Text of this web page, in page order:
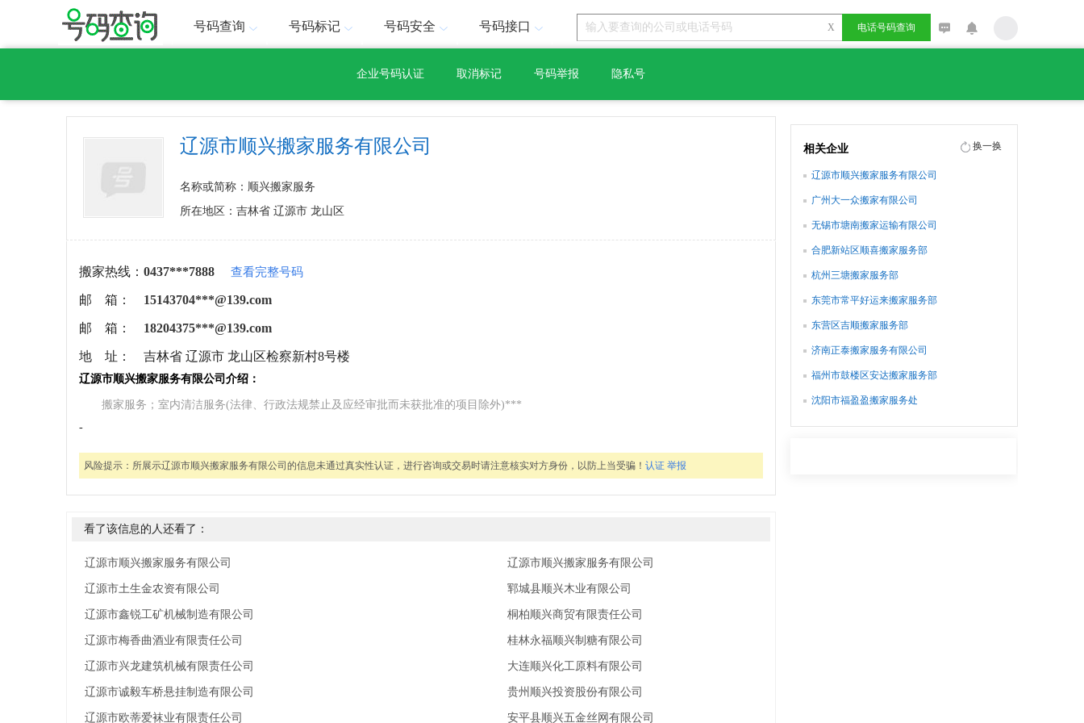
号码查询 号码标记 号码安全 号码接口 X 电话号码查询
企业号码认证 取消标记 号码举报 隐私号
辽源市顺兴搬家服务有限公司
名称或简称：顺兴搬家服务
所在地区：吉林省 辽源市 龙山区
搬家热线： 0437***7888 查看完整号码
邮 箱： 15143704***@139.com
邮 箱： 18204375***@139.com
地 址： 吉林省 辽源市 龙山区检察新村8号楼
辽源市顺兴搬家服务有限公司介绍：
搬家服务；室内清洁服务(法律、行政法规禁止及应经审批而未获批准的项目除外)***
-
风险提示： 所展示辽源市顺兴搬家服务有限公司的信息未通过真实性认证，进行咨询或交易时请注意核实对方身份，以防上当受骗！ 认证 举报
看了该信息的人还看了：
辽源市顺兴搬家服务有限公司
辽源市土生金农资有限公司
辽源市鑫锐工矿机械制造有限公司
辽源市梅香曲酒业有限责任公司
辽源市兴龙建筑机械有限责任公司
辽源市诚毅车桥悬挂制造有限公司
辽源市欧蒂爱袜业有限责任公司
辽源市顺兴搬家服务有限公司
郓城县顺兴木业有限公司
桐柏顺兴商贸有限责任公司
桂林永福顺兴制糖有限公司
大连顺兴化工原料有限公司
贵州顺兴投资股份有限公司
安平县顺兴五金丝网有限公司
相关企业 换一换
辽源市顺兴搬家服务有限公司
广州大一众搬家有限公司
无锡市塘南搬家运输有限公司
合肥新站区顺喜搬家服务部
杭州三塘搬家服务部
东莞市常平好运来搬家服务部
东营区吉顺搬家服务部
济南正泰搬家服务有限公司
福州市鼓楼区安达搬家服务部
沈阳市福盈盈搬家服务处